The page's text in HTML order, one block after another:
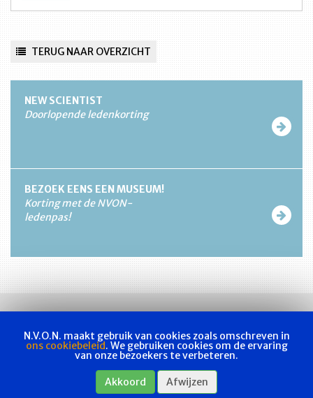
TERUG NAAR OVERZICHT
NEW SCIENTIST
Doorlopende ledenkorting
BEZOEK EENS EEN MUSEUM!
Korting met de NVON-
ledenpas!
Actueel Les & examen Bladen
Privacyverklaring
N.V.O.N. maakt gebruik van cookies zoals omschreven in
ons cookiebeleid. We gebruiken cookies om de ervaring
van onze bezoekers te verbeteren.
Akkoord Afwijzen